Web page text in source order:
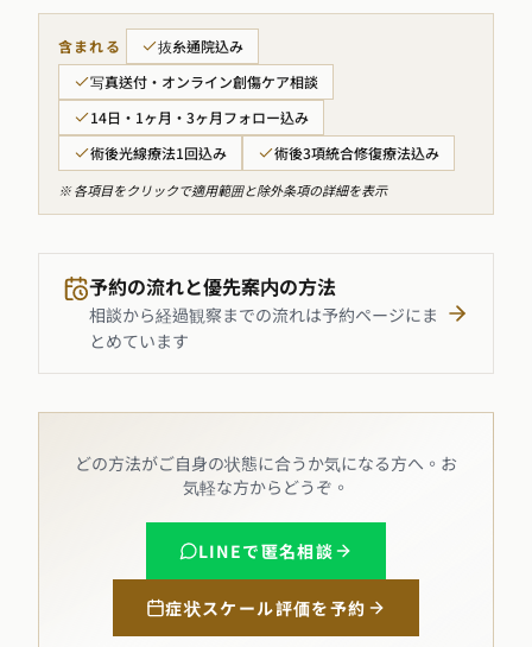
含まれる
抜糸通院込み
写真送付・オンライン創傷ケア相談
14日・1ヶ月・3ヶ月フォロー込み
術後光線療法1回込み
術後3項統合修復療法込み
※ 各項目をクリックで適用範囲と除外条項の詳細を表示
予約の流れと優先案内の方法
相談から経過観察までの流れは予約ページにま
とめています
どの方法がご自身の状態に合うか気になる方へ。お
気軽な方からどうぞ。
LINEで匿名相談
症状スケール評価を予約